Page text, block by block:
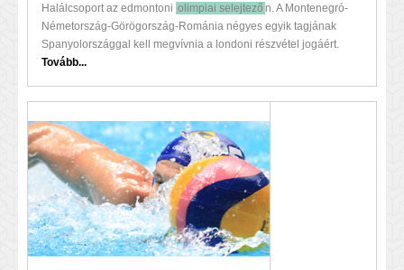
Halálcsoport az edmontoni olimpiai selejtező n. A Montenegró-
Németország-Görögország-Románia négyes egyik tagjának
Spanyolországgal kell megvívnia a londoni részvétel jogáért.
Tovább...